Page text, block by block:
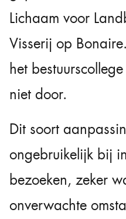
Lichaam voor
Visserij op
het
niet door.
Dit soort
ongebruikelijk bij
bezoeken, zeker
onverwachte